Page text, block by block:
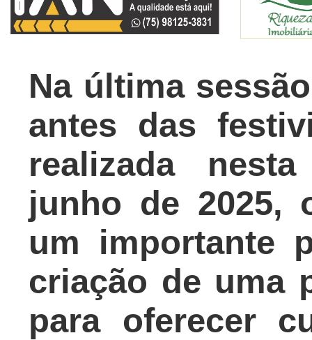
Na última
antes das
realizada
junho de 2025,
um importante
criação de uma
para oferecer